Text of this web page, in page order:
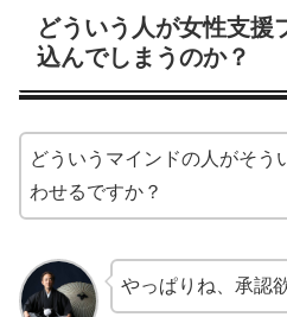
どういう人が女性支援
込んでしまうのか？
どういうマインドの人がそう
わせるですか？
やっぱりね、承認